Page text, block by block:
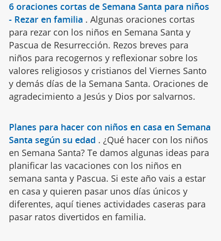
6 oraciones cortas de Semana Santa para niños
- Rezar en familia . Algunas oraciones cortas
para rezar con los niños en Semana Santa y
Pascua de Resurrección. Rezos breves para
niños para recogernos y reflexionar sobre los
valores religiosos y cristianos del Viernes Santo
y demás días de la Semana Santa. Oraciones de
agradecimiento a Jesús y Dios por salvarnos.
Planes para hacer con niños en casa en Semana
Santa según su edad . ¿Qué hacer con los niños
en Semana Santa? Te damos algunas ideas para
planificar las vacaciones con los niños en
semana santa y Pascua. Si este año vais a estar
en casa y quieren pasar unos días únicos y
diferentes, aquí tienes actividades caseras para
pasar ratos divertidos en familia.